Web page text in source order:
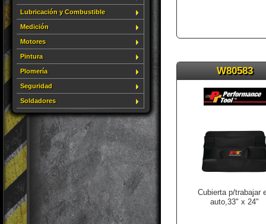
Lubricación y Combustible
Medición
Motores
Pintura
Plomería
Seguridad
Soldadores
W80583
Cubierta p/trabajar
auto,33" x 24"